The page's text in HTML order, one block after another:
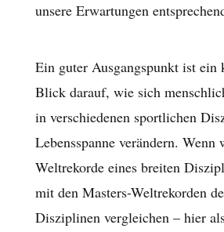
unsere Erwartungen
Ein guter Ausgangspunkt ist ein
Blick darauf, wie sich
in verschiedenen sportlichen
Lebensspanne verändern.
Weltrekorde eines breiten
mit den Masters-Weltrekorden
Disziplinen vergleichen – hier